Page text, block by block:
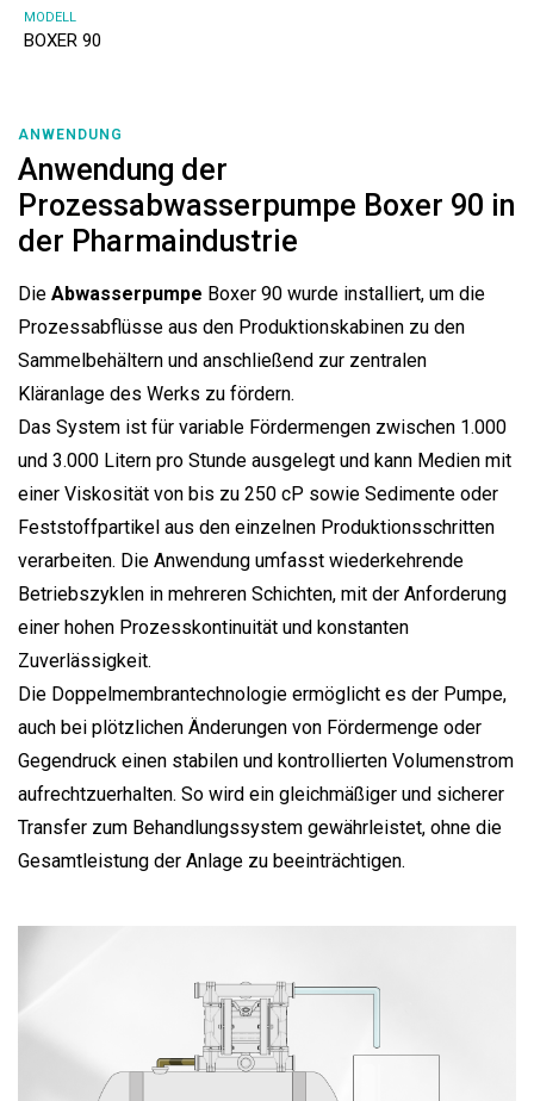
MODELL
BOXER 90
ANWENDUNG
Anwendung der
Prozessabwasserpumpe Boxer 90 in
der Pharmaindustrie
Die Abwasserpumpe Boxer 90 wurde installiert, um die
Prozessabflüsse aus den Produktionskabinen zu den
Sammelbehältern und anschließend zur zentralen
Kläranlage des Werks zu fördern.
Das System ist für variable Fördermengen zwischen 1.000
und 3.000 Litern pro Stunde ausgelegt und kann Medien mit
einer Viskosität von bis zu 250 cP sowie Sedimente oder
Feststoffpartikel aus den einzelnen Produktionsschritten
verarbeiten. Die Anwendung umfasst wiederkehrende
Betriebszyklen in mehreren Schichten, mit der Anforderung
einer hohen Prozesskontinuität und konstanten
Zuverlässigkeit.
Die Doppelmembrantechnologie ermöglicht es der Pumpe,
auch bei plötzlichen Änderungen von Fördermenge oder
Gegendruck einen stabilen und kontrollierten Volumenstrom
aufrechtzuerhalten. So wird ein gleichmäßiger und sicherer
Transfer zum Behandlungssystem gewährleistet, ohne die
Gesamtleistung der Anlage zu beeinträchtigen.